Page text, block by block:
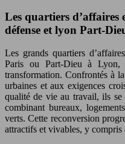
Les quartiers d’affaires
défense et lyon Part-
Les grands quartiers
Paris ou Part-Dieu à Lyon,
transformation. Confrontés à
urbaines et aux exigences
qualité de vie au travail, ils
combinant bureaux,
verts. Cette reconversion
attractifs et vivables, y compris